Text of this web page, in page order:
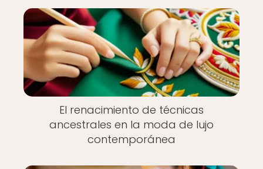
El renacimiento de técnicas
ancestrales en la moda de lujo
contemporánea